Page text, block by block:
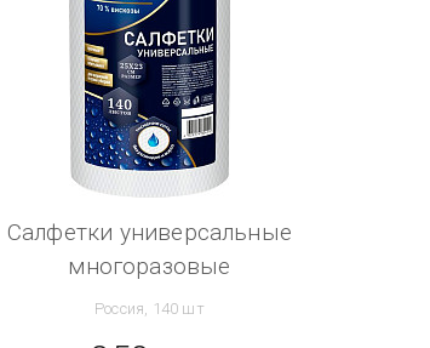
Салфетки универсальные
многоразовые
Россия, 140 шт